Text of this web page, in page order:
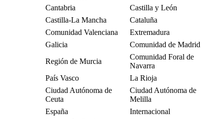
Cantabria
Castilla y León
Castilla-La Mancha
Cataluña
Comunidad Valenciana
Extremadura
Galicia
Comunidad de Madrid
Región de Murcia
Comunidad Foral de
Navarra
País Vasco
La Rioja
Ciudad Autónoma de
Ceuta
Ciudad Autónoma de
Melilla
España
Internacional